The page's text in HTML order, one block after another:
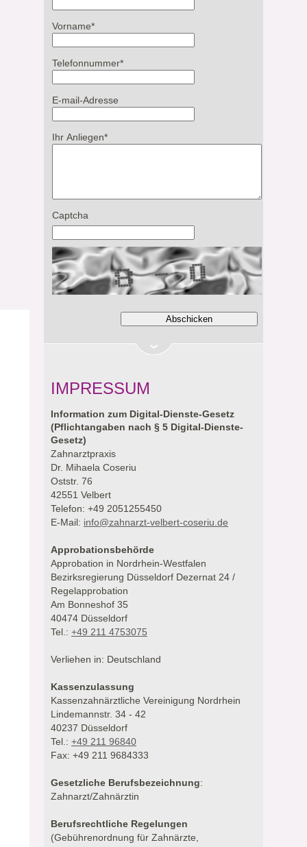
Vorname*
Telefonnummer*
E-mail-Adresse
Ihr Anliegen*
Captcha
IMPRESSUM
Information zum Digital-Dienste-Gesetz
(Pflichtangaben nach § 5 Digital-Dienste-
Gesetz)
Zahnarztpraxis
Dr. Mihaela Coseriu
Oststr. 76
42551 Velbert
Telefon: +49 2051255450
E-Mail: info@zahnarzt-velbert-coseriu.de
Approbationsbehörde
Approbation in Nordrhein-Westfalen
Bezirksregierung Düsseldorf Dezernat 24 /
Regelapprobation
Am Bonneshof 35
40474 Düsseldorf
Tel.: +49 211 4753075
Verliehen in: Deutschland
Kassenzulassung
Kassenzahnärztliche Vereinigung Nordrhein
Lindemannstr. 34 - 42
40237 Düsseldorf
Tel.: +49 211 96840
Fax: +49 211 9684333
Gesetzliche Berufsbezeichnung:
Zahnarzt/Zahnärztin
Berufsrechtliche Regelungen
(Gebührenordnung für Zahnärzte,